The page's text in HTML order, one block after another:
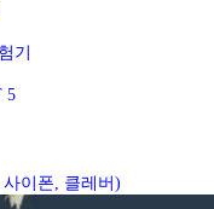
기
5
이폰, 클레버)